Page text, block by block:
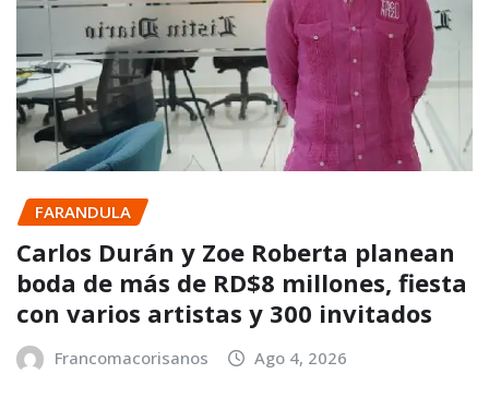
FARANDULA
Carlos Durán y Zoe Roberta planean
boda de más de RD$8 millones, fiesta
con varios artistas y 300 invitados
Francomacorisanos Ago 4, 2026